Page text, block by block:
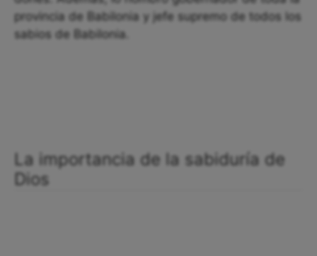
provincia de Babilonia y jefe supremo de todos los
sabios de Babilonia.
La importancia de la sabiduría de
Dios